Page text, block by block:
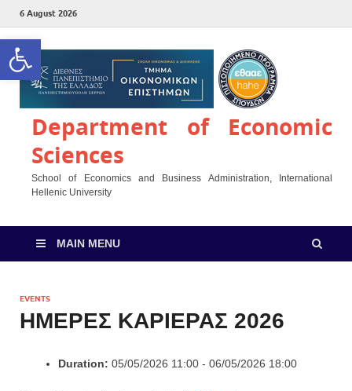
Open toolbar
6 August 2026
Department of Economic
Sciences
School of Economics and Business Administration, International
Hellenic University
MAIN MENU
EVENTS
ΗΜΕΡΕΣ ΚΑΡΙΕΡΑΣ 2026
Duration: 05/05/2026 11:00 - 06/05/2026 18:00